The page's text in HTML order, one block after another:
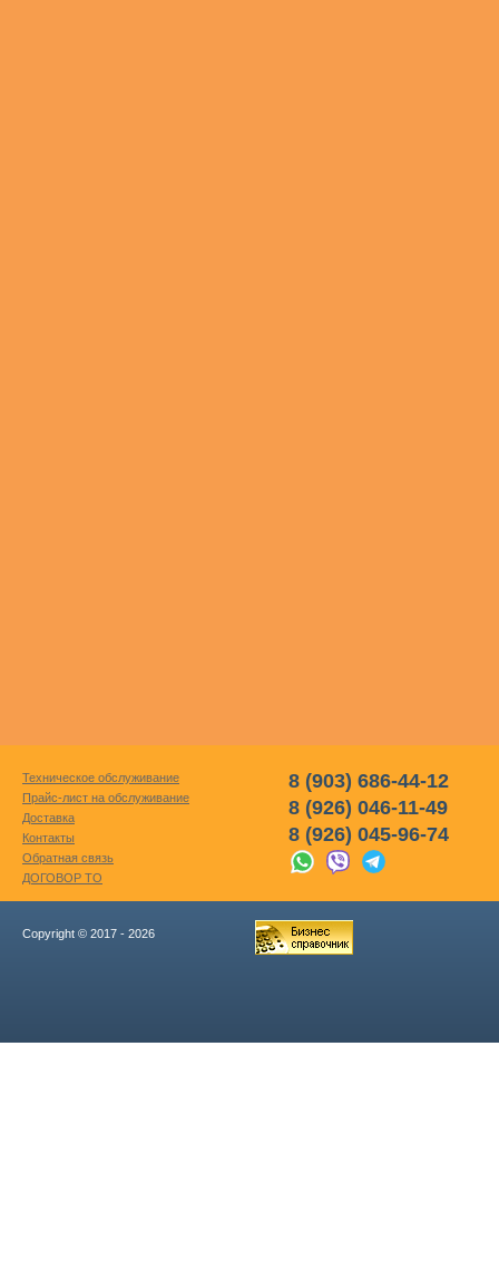
Техническое обслуживание
Прайс-лист на обслуживание
Доставка
Контакты
Обратная связь
ДОГОВОР ТО
8 (903) 686-44-12
8 (926) 046-11-49
8 (926) 045-96-74
Copyright © 2017 - 2026